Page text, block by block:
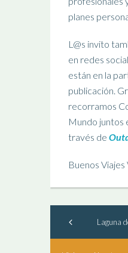
planes
L@s invito
en redes
están en la
publicación.
recorramos
Mundo juntos
través de
Buenos Viajes
Laguna